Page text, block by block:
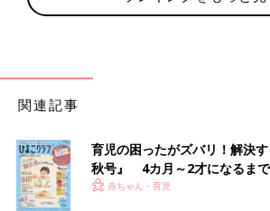
関連記事
育児の困ったがズバリ！解決
秋号』 4カ月～2才になるま
いっぱい！
赤ちゃん・育児